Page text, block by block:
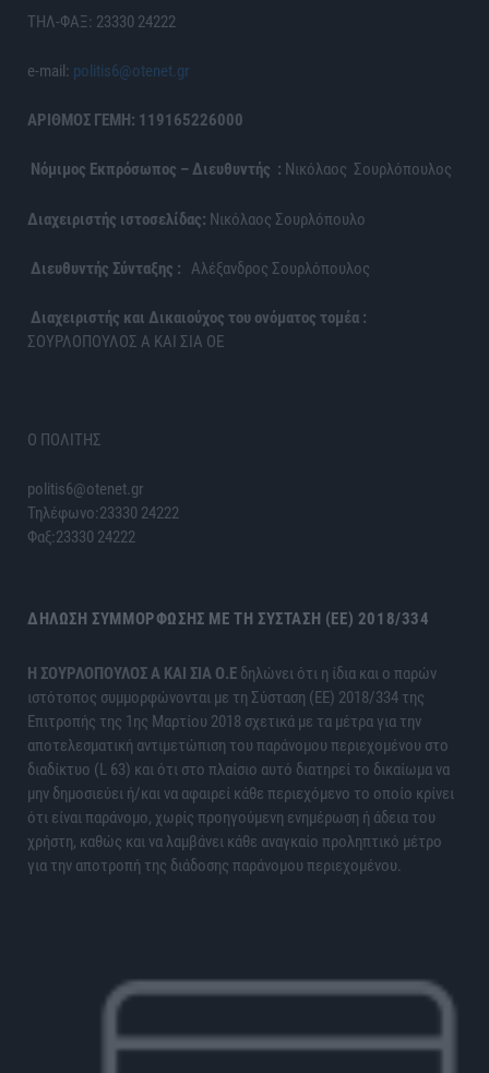
ΤΗΛ-ΦΑΞ: 23330 24222
e-mail: politis6@otenet.gr
ΑΡΙΘΜΟΣ ΓΕΜΗ: 119165226000
Νόμιμος Εκπρόσωπος – Διευθυντής : Νικόλαος Σουρλόπουλος
Διαχειριστής ιστοσελίδας: Νικόλαος Σουρλόπουλο
Διευθυντής Σύνταξης : Αλέξανδρος Σουρλόπουλος
Διαχειριστής και Δικαιούχος του ονόματος τομέα :
ΣΟΥΡΛΟΠΟΥΛΟΣ Α ΚΑΙ ΣΙΑ ΟΕ
Ο ΠΟΛΙΤΗΣ
politis6@otenet.gr
Τηλέφωνο:23330 24222
Φαξ:23330 24222
ΔΉΛΩΣΗ ΣΥΜΜΌΡΦΩΣΗΣ ΜΕ ΤΗ ΣΎΣΤΑΣΗ (ΕΕ) 2018/334
H ΣΟΥΡΛΟΠΟΥΛΟΣ Α ΚΑΙ ΣΙΑ Ο.Ε δηλώνει ότι η ίδια και ο παρών
ιστότοπος συμμορφώνονται με τη Σύσταση (ΕΕ) 2018/334 της
Επιτροπής της 1ης Μαρτίου 2018 σχετικά με τα μέτρα για την
αποτελεσματική αντιμετώπιση του παράνομου περιεχομένου στο
διαδίκτυο (L 63) και ότι στο πλαίσιο αυτό διατηρεί το δικαίωμα να
μην δημοσιεύει ή/και να αφαιρεί κάθε περιεχόμενο το οποίο κρίνει
ότι είναι παράνομο, χωρίς προηγούμενη ενημέρωση ή άδεια του
χρήστη, καθώς και να λαμβάνει κάθε αναγκαίο προληπτικό μέτρο
για την αποτροπή της διάδοσης παράνομου περιεχομένου.